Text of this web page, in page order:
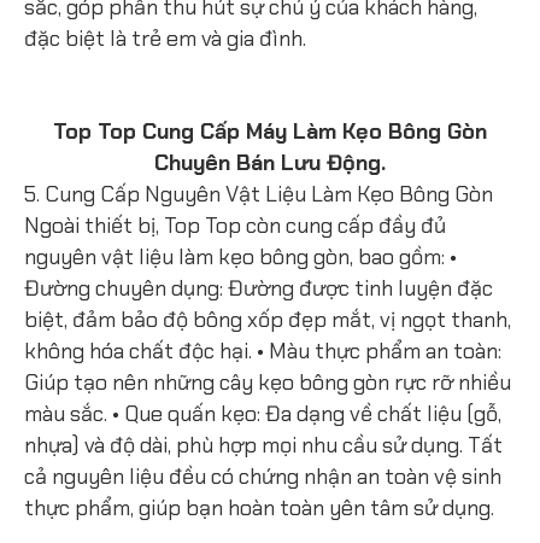
sắc, góp phần thu hút sự chú ý của khách hàng,
đặc biệt là trẻ em và gia đình.
Top Top Cung Cấp Máy Làm Kẹo Bông Gòn
Chuyên Bán Lưu Động.
5. Cung Cấp Nguyên Vật Liệu Làm Kẹo Bông Gòn
Ngoài thiết bị, Top Top còn cung cấp đầy đủ
nguyên vật liệu làm kẹo bông gòn, bao gồm: •
Đường chuyên dụng: Đường được tinh luyện đặc
biệt, đảm bảo độ bông xốp đẹp mắt, vị ngọt thanh,
không hóa chất độc hại. • Màu thực phẩm an toàn:
Giúp tạo nên những cây kẹo bông gòn rực rỡ nhiều
màu sắc. • Que quấn kẹo: Đa dạng về chất liệu (gỗ,
nhựa) và độ dài, phù hợp mọi nhu cầu sử dụng. Tất
cả nguyên liệu đều có chứng nhận an toàn vệ sinh
thực phẩm, giúp bạn hoàn toàn yên tâm sử dụng.